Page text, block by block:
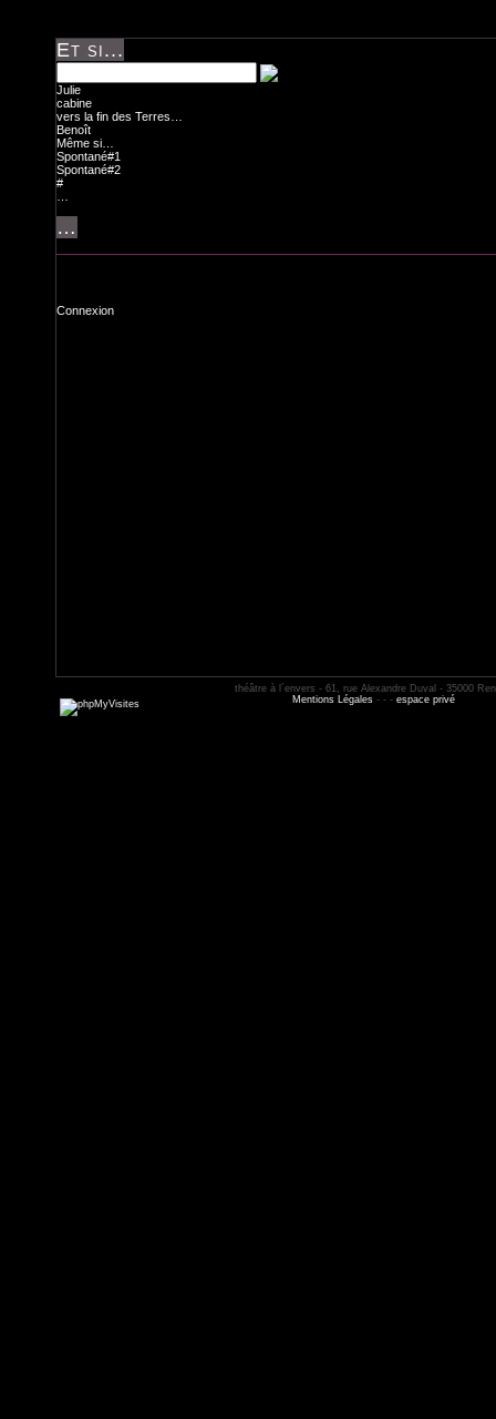
Et si...
Julie
cabine
vers la fin des Terres…
Benoît
Même si…
Spontané#1
Spontané#2
#
…
Connexion
théâtre à l´envers - 61, rue Alexandre Duval - 35000
Mentions Légales - - - espace privé